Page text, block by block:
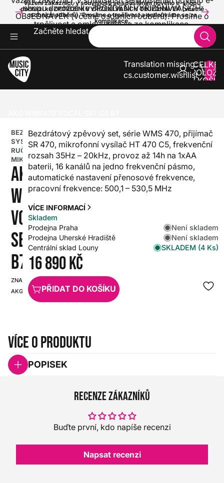
Vážení zákazníci, v souvislosti se spuštěním nového e-shopu
dochází ke ZPOŽDĚNÍ VYŘÍZENÍ VAŠICH OBJEDNÁVEK (včetně
osobních odběrů). Prosíme o trpělivost a omlouváme se za
komplikace.
shopu dochází ke ZPOŽDĚNÍ VYŘÍZENÍ VAŠICH
OBJEDNÁVEK (včetně osobních odběrů). Prosíme o
trpělivost a omlouváme se za komplikace.
Začněte hledat
Translation missing:
cs.customer.wishlist
V
0
BEZDRÁTOVÉ
SYSTÉMY S
RUČNÍM
MIKROFONEM
AKG
WMS470
VOCAL
SET C5
B7
ZNAČKA:
AKG
SKU:
HX0000000053527
Bezdrátový zpěvový set, série WMS 470, přijímač
SR 470, mikrofonní vysílač HT 470 C5, frekvenční
rozsah 35Hz – 20kHz, provoz až 14h na 1xAA
baterii, 16 kanálů na jedno frekvenční pásmo,
automatické nastavení přenosové frekvence,
pracovní frekvence: 500,1 – 530,5 MHz
VÍCE INFORMACÍ
Skladem
Prodejna Praha
Není skladem
Prodejna Uherské Hradiště
Není skladem
Centrální sklad Louny
SKLADEM (4 Ks)
16 890 Kč
PŘIDAT DO KOŠÍKU
Více o produktu
POPISEK
Recenze zákazníků
Buďte první, kdo napíše recenzi
Napsat recenzi